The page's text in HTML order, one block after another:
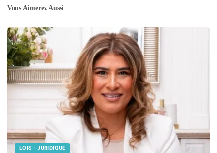
Vous Aimerez Aussi
LOIS - JURIDIQUE